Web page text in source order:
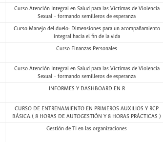
Curso Atención Integral en Salud para las Víctimas de Violencia
Sexual – formando semilleros de esperanza
Curso Manejo del duelo: Dimensiones para un acompañamiento
integral hacia el fin de la vida
Curso Finanzas Personales
Curso Atención Integral en Salud para las Víctimas de Violencia
Sexual – formando semilleros de esperanza
INFORMES Y DASHBOARD EN R
CURSO DE ENTRENAMIENTO EN PRIMEROS AUXILIOS Y RCP
BÁSICA.( 8 HORAS DE AUTOGESTIÓN Y 8 HORAS PRÁCTICAS )
Gestión de TI en las organizaciones